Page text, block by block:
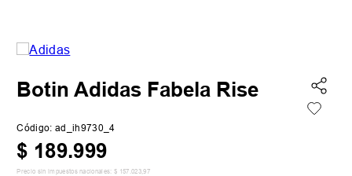
Botin Adidas Fabela Rise
Código: ad_ih9730_4
$ 189.999
Precio sin impuestos nacionales: $ 157 023,97
5. zapatillas adidas